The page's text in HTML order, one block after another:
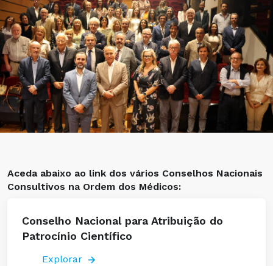
Aceda abaixo ao link dos vários Conselhos Nacionais
Consultivos na Ordem dos Médicos:
Conselho Nacional para Atribuição do
Patrocínio Científico
Explorar